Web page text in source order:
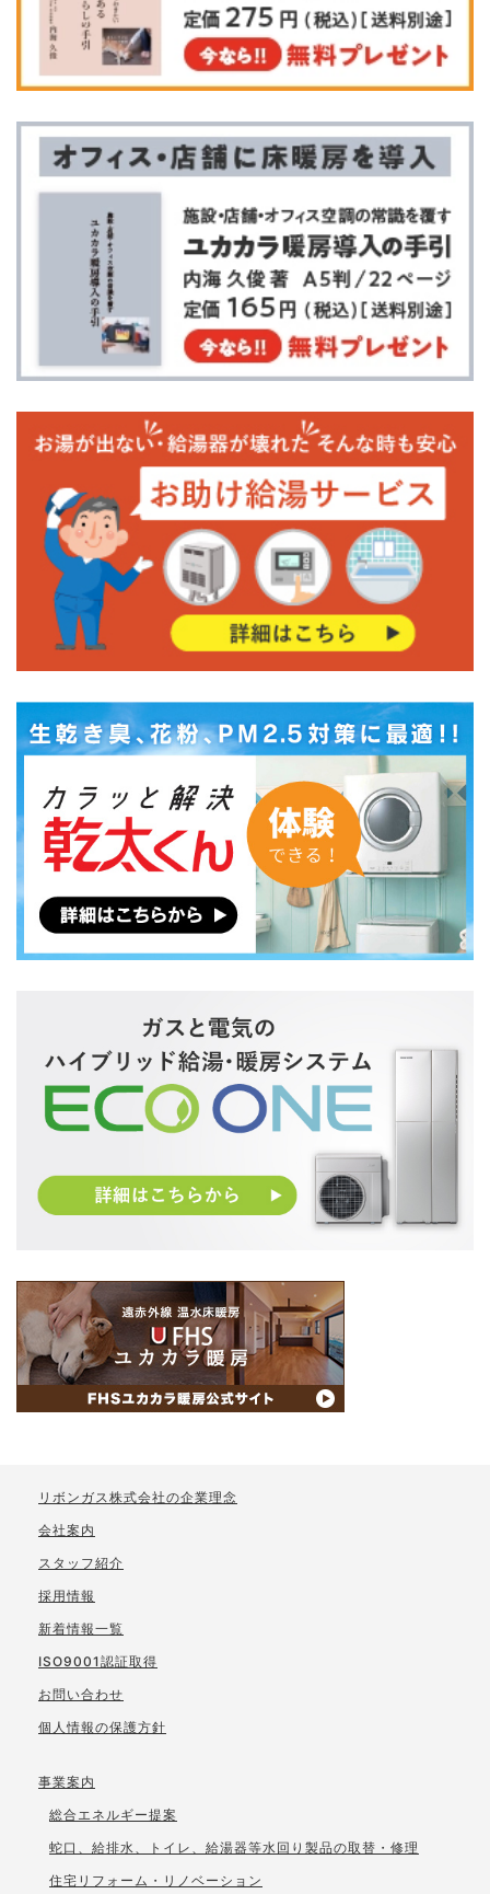
リボンガス株式会社の企業理念
会社案内
スタッフ紹介
採用情報
新着情報一覧
ISO9001認証取得
お問い合わせ
個人情報の保護方針
事業案内
総合エネルギー提案
蛇口、給排水、トイレ、給湯器等水回り製品の取替・修理
住宅リフォーム・リノベーション